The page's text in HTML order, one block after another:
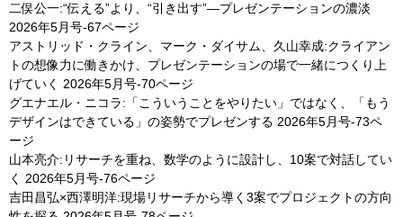
二俣公一:“伝える”より、“引き出す”—プレゼンテーションの濃淡
2026年5月号-67ページ
アストリッド・クライン、マーク・ダイサム、久山幸成:クライアン
トの想像力に働きかけ、プレゼンテーションの場で一緒につくり上
げていく
2026年5月号-70ページ
グエナエル・ニコラ:「こういうことをやりたい」ではなく、「もう
デザインはできている」の姿勢でプレゼンする 2026年5月号-73ペ
ージ
山本亮介:リサーチを重ね、数学のように設計し、10案で対話してい
く
2026年5月号-76ページ
吉田昌弘×西澤明洋:現場リサーチから導く3案でプロジェクトの方向